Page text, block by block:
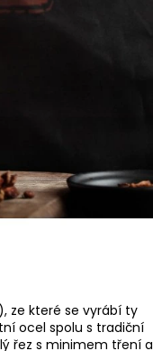
ze které se vyrábí ty
ocel spolu s tradiční
řez s minimem tření a